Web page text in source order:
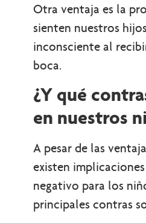
Otra ventaja es la
sienten nuestros
inconsciente al
boca.
¿Y qué
en nuestros
A pesar de las
existen
negativo para los
principales contras